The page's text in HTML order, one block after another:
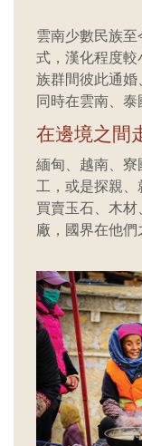
雲南少數民族
式，漢化程度較
族群間彼此通
同時在雲南、泰
在邊境之間
緬甸、越南、
工，或是探親
買賣玉石、木
廠，國界在他們